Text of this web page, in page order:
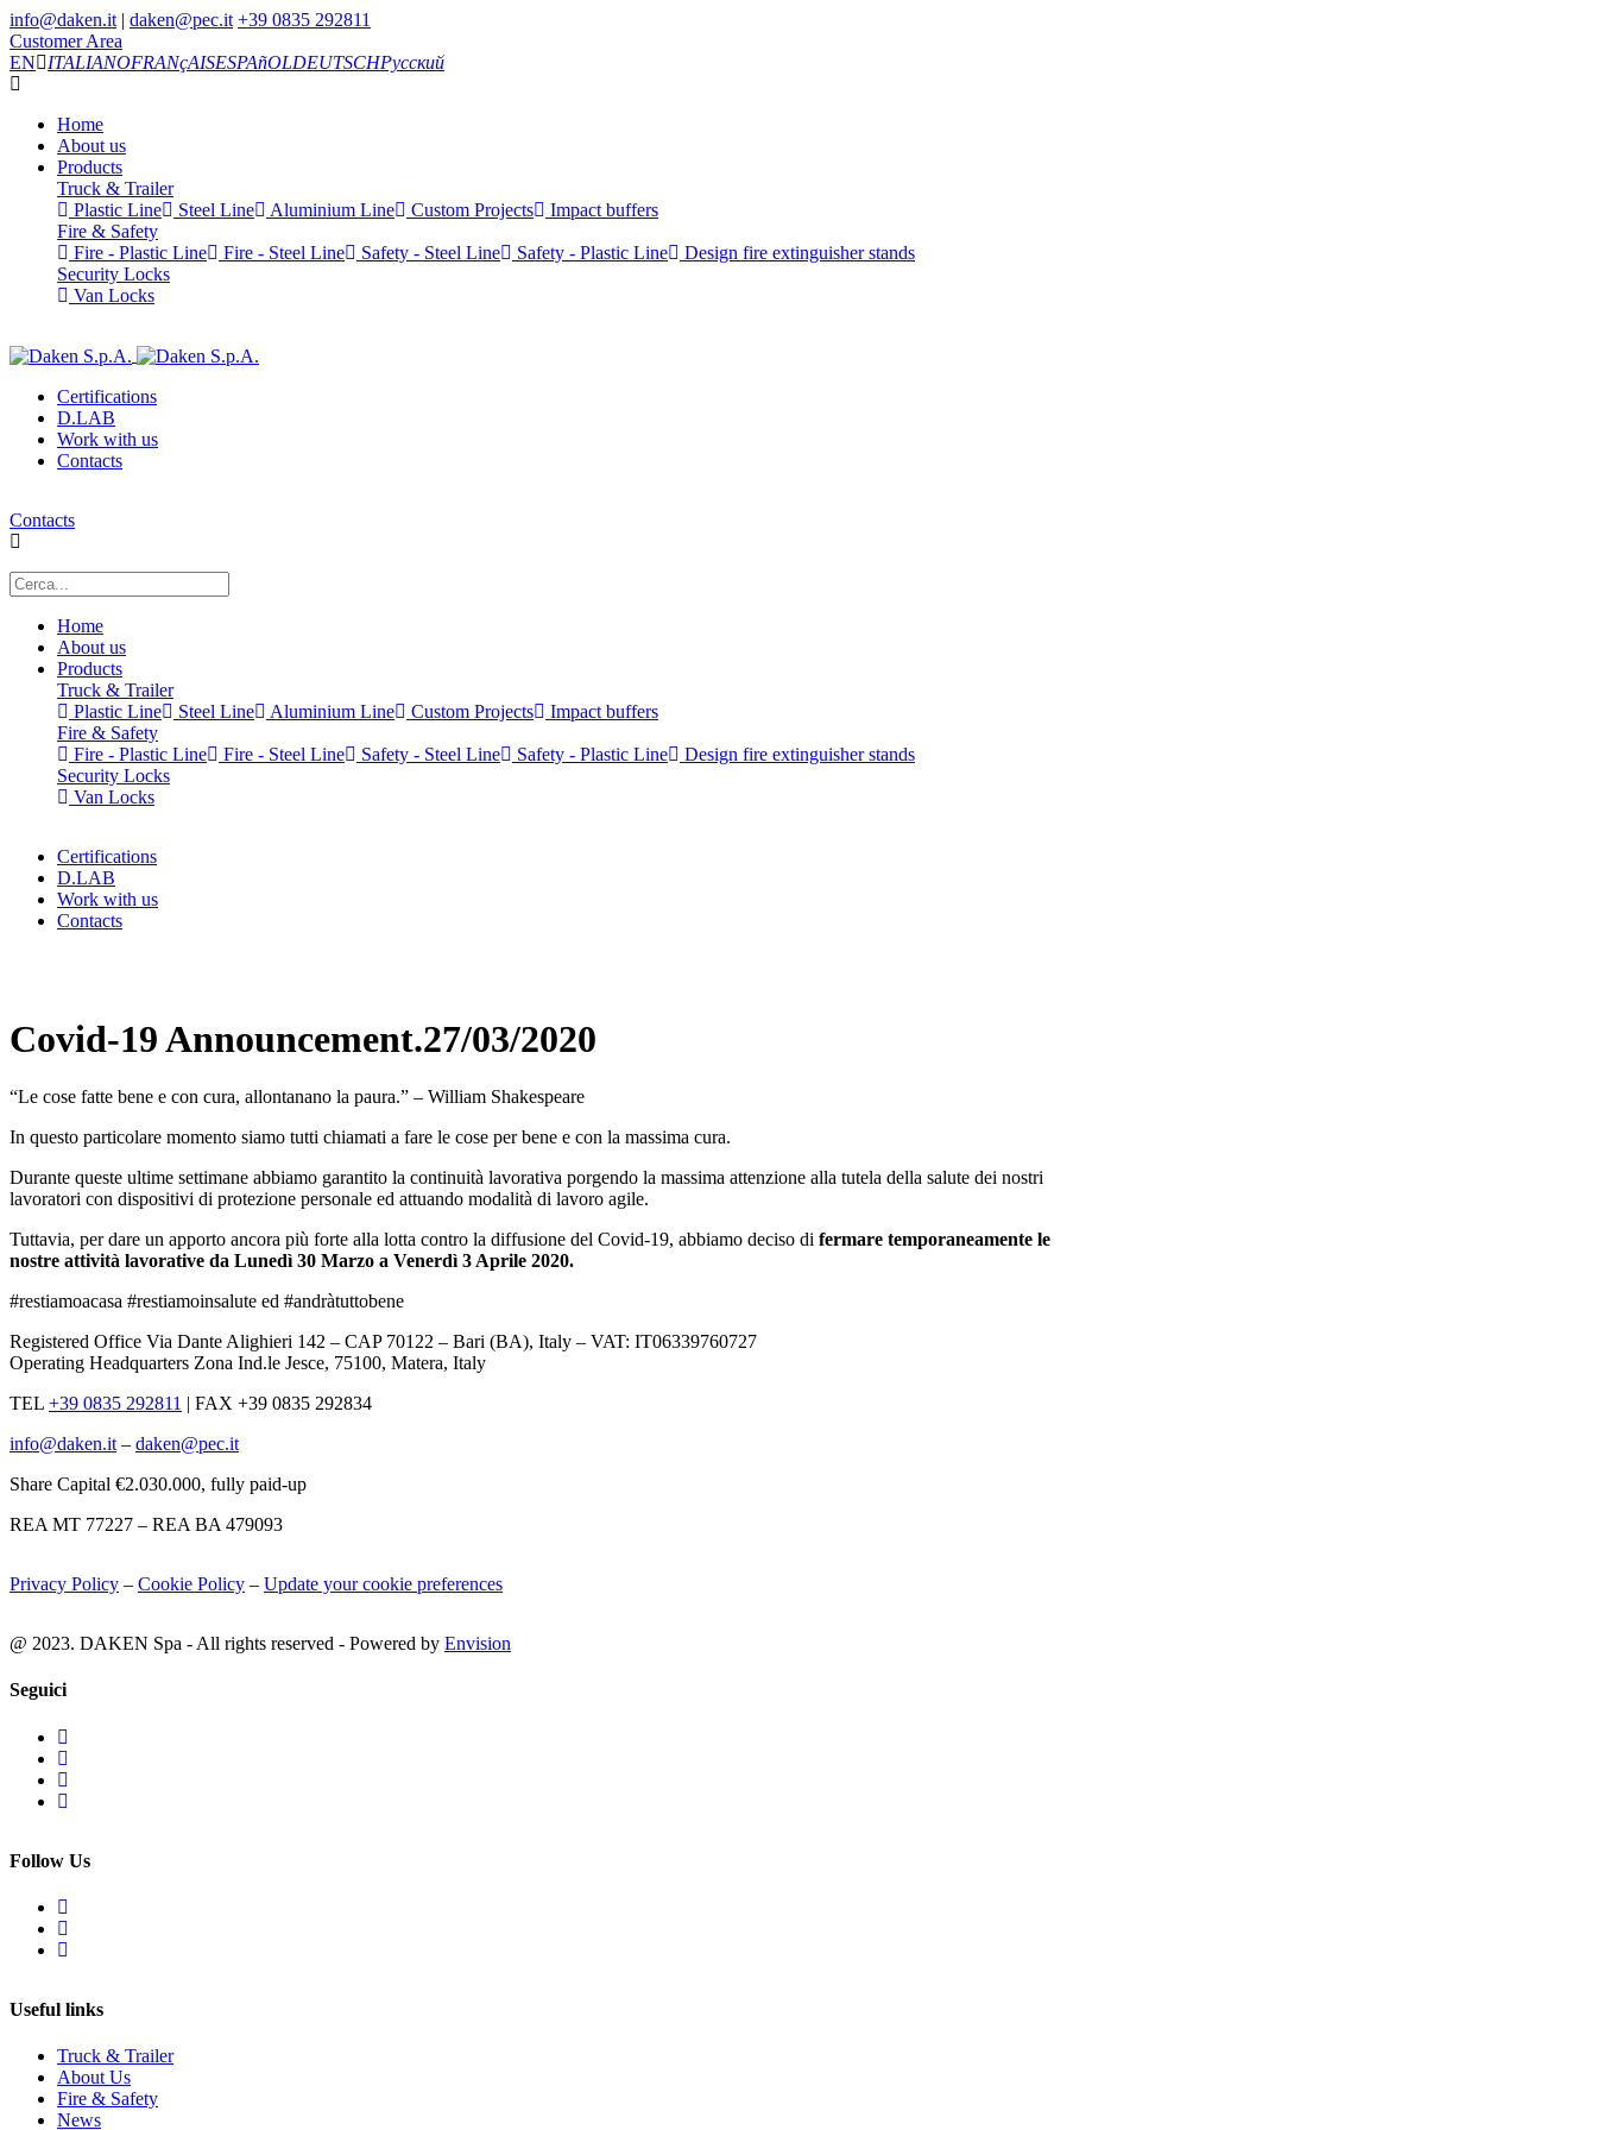
info@daken.it | daken@pec.it +39 0835 292811
Customer Area
EN
ITALIANOFRANçAISESPAñOLDEUTSCHРусский
Home
About us
Products
Truck & Trailer
Plastic Line
Steel Line Aluminium Line Custom Projects
Impact buffers
Fire & Safety
Fire - Plastic Line
Fire - Steel Line Safety - Steel Line Safety - Plastic Line
Design fire extinguisher stands
Security Locks
Van Locks
Certifications
D.LAB
Work with us
Contacts
Contacts
Home
About us
Products
Truck & Trailer
Plastic Line
Steel Line Aluminium Line Custom Projects
Impact buffers
Fire & Safety
Fire - Plastic Line
Fire - Steel Line Safety - Steel Line Safety - Plastic Line
Design fire extinguisher stands
Security Locks
Van Locks
Certifications
D.LAB
Work with us
Contacts
Covid-19 Announcement.27/03/2020
“Le cose fatte bene e con cura, allontanano la paura.” – William Shakespeare
In questo particolare momento siamo tutti chiamati a fare le cose per bene e con la massima cura.
Durante queste ultime settimane abbiamo garantito la continuità lavorativa porgendo la massima attenzione alla tutela della salute dei nostri
lavoratori con dispositivi di protezione personale ed attuando modalità di lavoro agile.
Tuttavia, per dare un apporto ancora più forte alla lotta contro la diffusione del Covid-19, abbiamo deciso di fermare temporaneamente le
nostre attività lavorative da Lunedì 30 Marzo a Venerdì 3 Aprile 2020.
#restiamoacasa #restiamoinsalute ed #andràtuttobene
Registered Office Via Dante Alighieri 142 – CAP 70122 – Bari (BA), Italy – VAT: IT06339760727
Operating Headquarters Zona Ind.le Jesce, 75100, Matera, Italy
TEL +39 0835 292811 | FAX +39 0835 292834
info@daken.it – daken@pec.it
Share Capital €2.030.000, fully paid-up
REA MT 77227 – REA BA 479093
Privacy Policy – Cookie Policy – Update your cookie preferences
@ 2023. DAKEN Spa - All rights reserved - Powered by Envision
Seguici
Follow Us
Useful links
Truck & Trailer
About Us
Fire & Safety
News